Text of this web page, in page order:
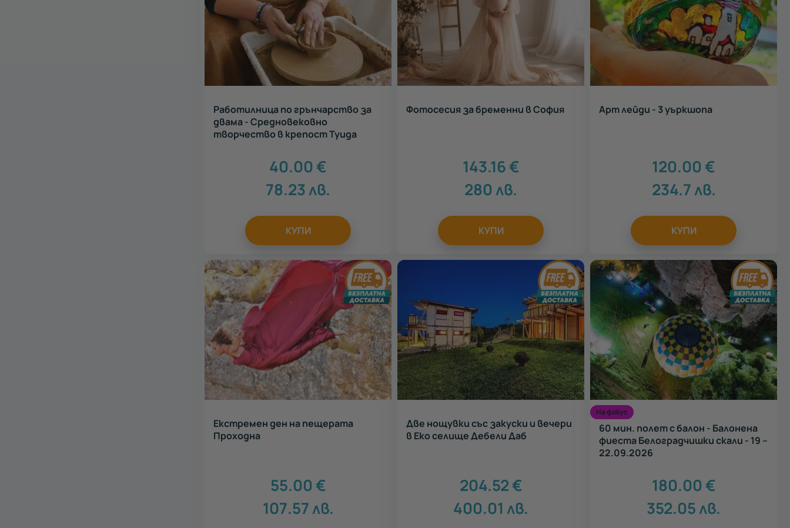
Работилница по грънчарство за
двама - Средновековно
творчество в крепост Туида
40.00€
78.23лв.
КУПИ
Фотосесия за бременни в София
143.16€
280лв.
КУПИ
Арт лейди - 3 уъркшопа
120.00€
234.7лв.
КУПИ
Екстремен ден на пещерата
Проходна
55.00€
107.57лв.
Две нощувки със закуски и вечери
в Еко селище Дебели Даб
204.52€
400.01лв.
На фокус
60 мин. полет с балон - Балонена
фиеста Белоградчишки скали - 19 –
22.09.2026
180.00€
352.05лв.